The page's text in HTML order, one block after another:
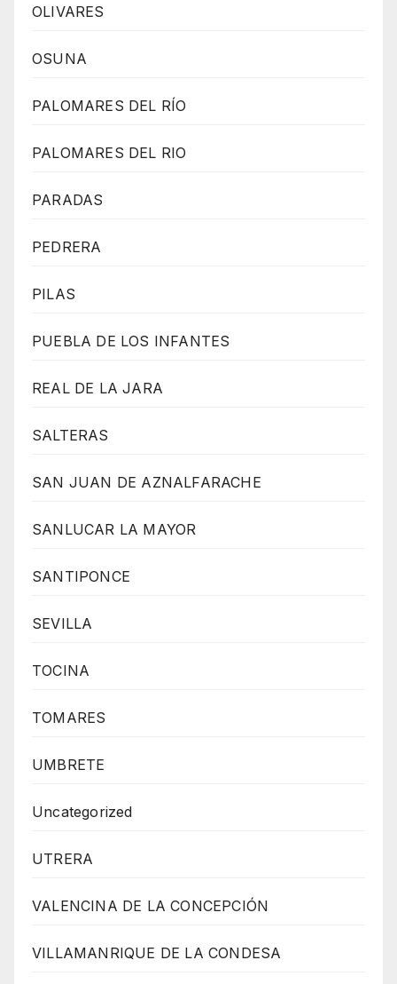
OLIVARES
OSUNA
PALOMARES DEL RÍO
PALOMARES DEL RIO
PARADAS
PEDRERA
PILAS
PUEBLA DE LOS INFANTES
REAL DE LA JARA
SALTERAS
SAN JUAN DE AZNALFARACHE
SANLUCAR LA MAYOR
SANTIPONCE
SEVILLA
TOCINA
TOMARES
UMBRETE
Uncategorized
UTRERA
VALENCINA DE LA CONCEPCIÓN
VILLAMANRIQUE DE LA CONDESA